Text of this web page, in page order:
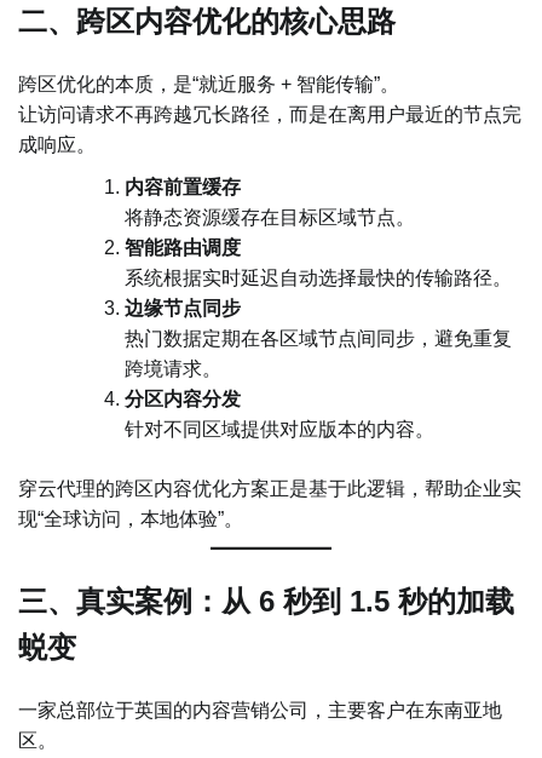
二、跨区内容优化的核心思路
跨区优化的本质，是“就近服务 + 智能传输”。
让访问请求不再跨越冗长路径，而是在离用户最近的节点完
成响应。
内容前置缓存
将静态资源缓存在目标区域节点。
智能路由调度
系统根据实时延迟自动选择最快的传输路径。
边缘节点同步
热门数据定期在各区域节点间同步，避免重复
跨境请求。
分区内容分发
针对不同区域提供对应版本的内容。
穿云代理的跨区内容优化方案正是基于此逻辑，帮助企业实
现“全球访问，本地体验”。
三、真实案例：从 6 秒到 1.5 秒的加载
蜕变
一家总部位于英国的内容营销公司，主要客户在东南亚地
区。